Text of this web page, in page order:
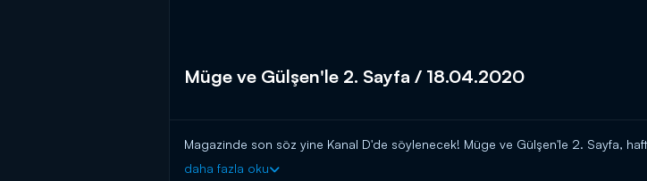
Müge ve Gülşen'le 2. Sayfa / 18.04.2020
Magazinde son söz yine Kanal D'de söylenecek! Müge ve Gülşen'le 2. Sayfa,
daha fazla oku